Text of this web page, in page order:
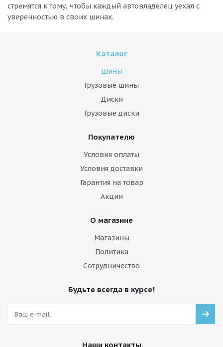
стремятся к тому, чтобы каждый автовладелец уехал с
уверенностью в своих шинах.
Каталог
Шины
Грузовые шины
Диски
Грузовые диски
Покупателю
Условия оплаты
Условия доставки
Гарантия на товар
Акции
О магазине
Магазины
Политика
Сотрудничество
Будьте всегда в курсе!
Наши контакты